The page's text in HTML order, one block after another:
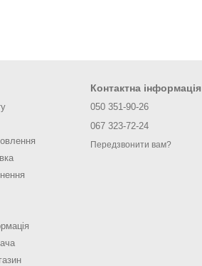
Контактна інформація
050 351-90-26
067 323-72-24
Передзвонити вам?